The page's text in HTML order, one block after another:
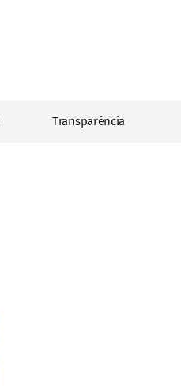
Transparência